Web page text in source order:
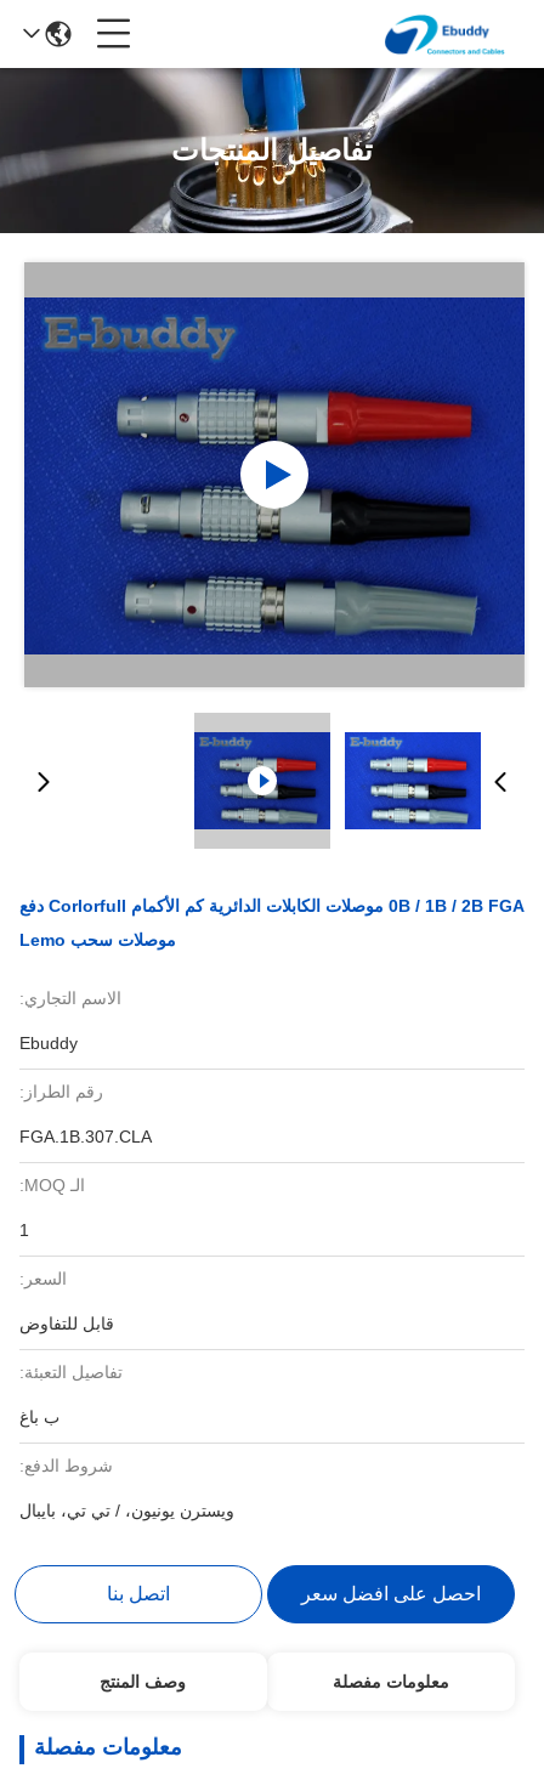
تفاصيل المنتجات
0B / 1B / 2B FGA موصلات الكابلات الدائرية كم الأكمام Corlorfull دفع
موصلات سحب Lemo
الاسم التجاري:
Ebuddy
رقم الطراز:
FGA.1B.307.CLA
الـ MOQ:
1
السعر:
قابل للتفاوض
تفاصيل التعبئة:
ب باغ
شروط الدفع:
ويسترن يونيون، / تي تي، بايبال
احصل على افضل سعر اتصل بنا
معلومات مفصلة وصف المنتج
معلومات مفصلة